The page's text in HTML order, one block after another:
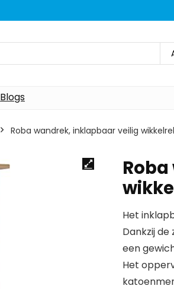
Blogs
Roba wandrek, inklapbaar veilig
Het
Dankzij
een
Het